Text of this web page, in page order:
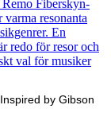
by Gibson